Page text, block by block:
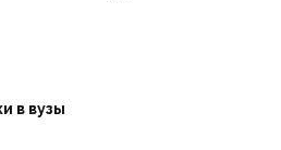
в вузы